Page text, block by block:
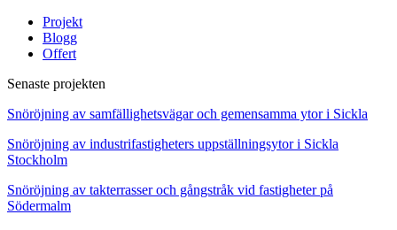
Projekt
Blogg
Offert
Senaste projekten
Snöröjning av samfällighetsvägar och gemensamma ytor i Sickla
Snöröjning av industrifastigheters uppställningsytor i Sickla
Stockholm
Snöröjning av takterrasser och gångstråk vid fastigheter på
Södermalm